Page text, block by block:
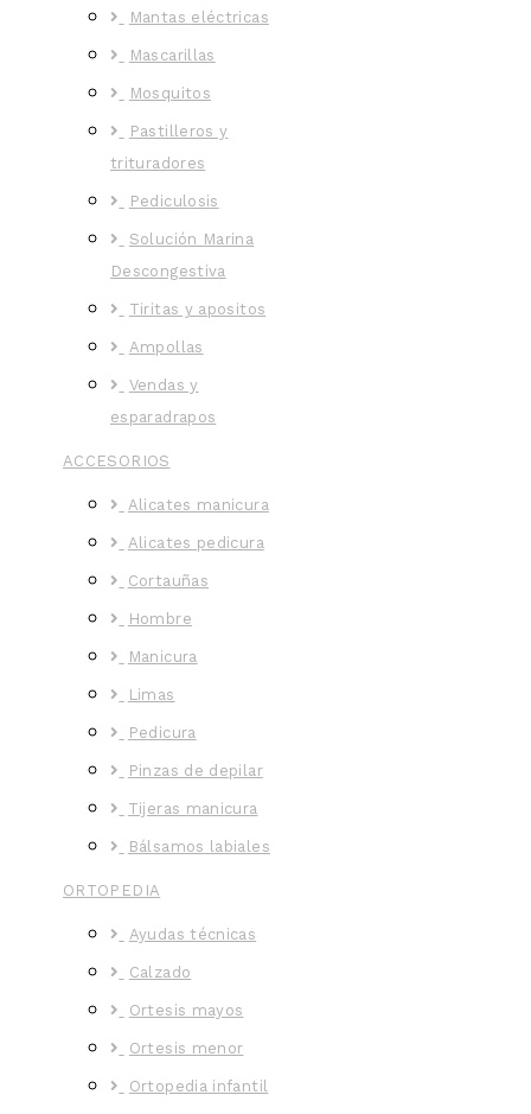
Mantas eléctricas
Mascarillas
Mosquitos
Pastilleros y
trituradores
Pediculosis
Solución Marina
Descongestiva
Tiritas y apositos
Ampollas
Vendas y
esparadrapos
ACCESORIOS
Alicates manicura
Alicates pedicura
Cortauñas
Hombre
Manicura
Limas
Pedicura
Pinzas de depilar
Tijeras manicura
Bálsamos labiales
ORTOPEDIA
Ayudas técnicas
Calzado
Ortesis mayos
Ortesis menor
Ortopedia infantil